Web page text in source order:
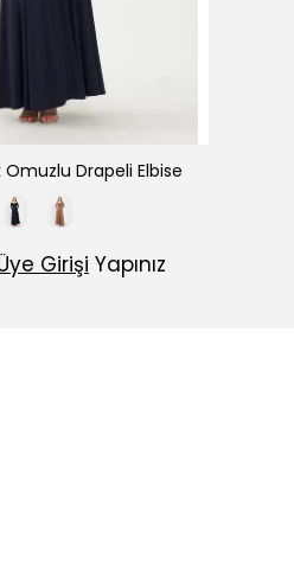
Omuzlu Drapeli Elbise
Girişi Yapınız